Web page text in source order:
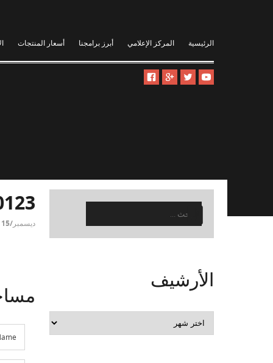
الرئيسية المركز الإعلامي أبرز برامجنا أسعار المنتجات
ديسمبر/15 | م:4:10
الأرشيف
الأرشيف